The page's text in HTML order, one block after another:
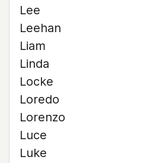
Lee
Leehan
Liam
Linda
Locke
Loredo
Lorenzo
Luce
Luke